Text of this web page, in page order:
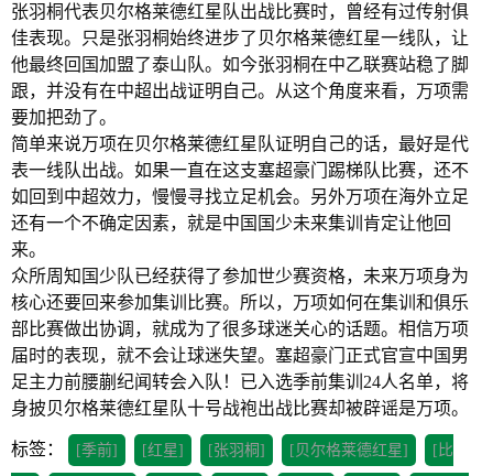
张羽桐代表贝尔格莱德红星队出战比赛时，曾经有过传射俱
佳表现。只是张羽桐始终进步了贝尔格莱德红星一线队，让
他最终回国加盟了泰山队。如今张羽桐在中乙联赛站稳了脚
跟，并没有在中超出战证明自己。从这个角度来看，万项需
要加把劲了。
简单来说万项在贝尔格莱德红星队证明自己的话，最好是代
表一线队出战。如果一直在这支塞超豪门踢梯队比赛，还不
如回到中超效力，慢慢寻找立足机会。另外万项在海外立足
还有一个不确定因素，就是中国国少未来集训肯定让他回
来。
众所周知国少队已经获得了参加世少赛资格，未来万项身为
核心还要回来参加集训比赛。所以，万项如何在集训和俱乐
部比赛做出协调，就成为了很多球迷关心的话题。相信万项
届时的表现，就不会让球迷失望。塞超豪门正式官宣中国男
足主力前腰蒯纪闻转会入队！已入选季前集训24人名单，将
身披贝尔格莱德红星队十号战袍出战比赛却被辟谣是万项。
标签： [季前] [红星] [张羽桐] [贝尔格莱德红星] [比